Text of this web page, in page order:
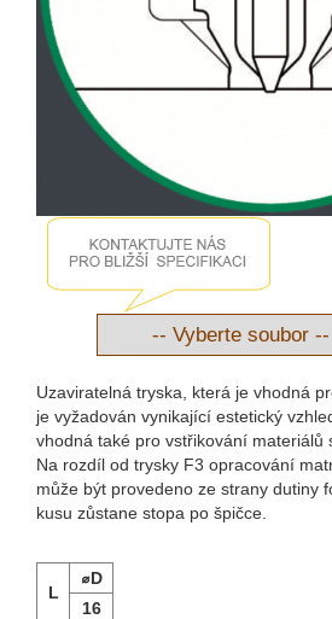
Uzaviratelná tryska, která je vhodná
je vyžadován vynikající estetický
vhodná také pro vstřikování materiálů
Na rozdíl od trysky F3 opracování
může být provedeno ze strany dutiny
kusu zůstane stopa po špičce.
L
⌀D
16